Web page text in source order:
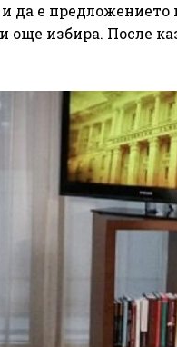
да е
още избира. После